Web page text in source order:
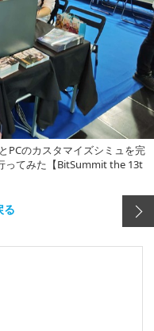
PCのカスタマイズシミュを完
ってみた【BitSummit the 13t
る